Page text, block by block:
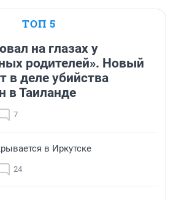
ТОП 5
на глазах у
родителей». Новый
в деле убийства
в Таиланде
7
в Иркутске
24